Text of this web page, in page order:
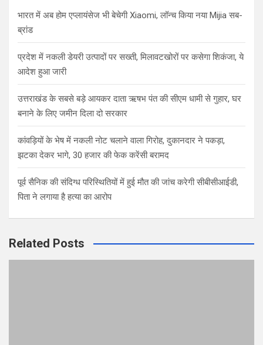
भारत में अब होम एप्लायंसेज भी बेचेगी Xiaomi, लॉन्च किया नया Mijia सब-
ब्रांड
प्रदेश में नकली डेयरी उत्पादों पर सख्ती, मिलावटखोरों पर कसेगा शिकंजा, ये
आदेश हुआ जारी
उत्तराखंड के सबसे बड़े आयकर दाता ऋषभ पंत की सीएम धामी से गुहार, घर
बनाने के लिए जमीन दिला दो सरकार
कांवड़ियों के भेष में नकली नोट चलाने वाला गिरोह, दुकानदार ने पकड़ा,
झटका देकर भागे, 30 हजार की फेक करेंसी बरामद
पूर्व सैनिक की संदिग्ध परिस्थितियों में हुई मौत की जांच करेगी सीबीसीआईडी,
पिता ने लगाया है हत्या का आरोप
Related Posts